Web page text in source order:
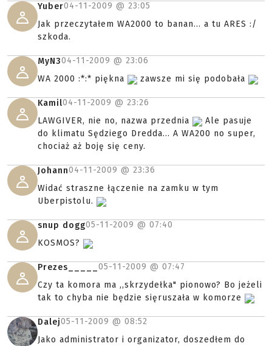
Yuber04-11-2009 @ 23:05
Jak przeczytałem WA2000 to banan... a tu ARES :/
szkoda.
MyN304-11-2009 @ 23:06
WA 2000 :*:* piękna
zawsze mi się podobała
Kamil04-11-2009 @ 23:26
LAWGIVER, nie no, nazwa przednia
Ale pasuje
do klimatu Sędziego Dredda... A WA200 no super,
chociaż aż boję się ceny.
Johann04-11-2009 @ 23:36
Widać straszne łączenie na zamku w tym
Uberpistolu.
snup dogg05-11-2009 @ 07:40
KOSMOS?
Prezes_____ 05-11-2009 @ 07:47
Czy ta komora ma ,,skrzydełka" pionowo? Bo jeżeli
tak to chyba nie będzie sięruszała w komorze
Dalej05-11-2009 @ 08:52
Jako administrator i organizator, doszedłem do